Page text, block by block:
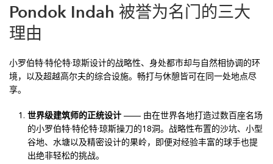
Pondok Indah 被誉为名门的三大
理由
小罗伯特·特伦特·琼斯设计的战略性、身处都市却与自然相协调的环
境，以及超越高尔夫的综合设施。畅打与休憩皆可在同一处地点尽
享。
世界级建筑师的正统设计 —— 由在世界各地打造过数百座名场
的小罗伯特·特伦特·琼斯操刀的18洞。战略性布置的沙坑、小型
谷地、水塘以及精密设计的果岭，即便对经验丰富的球手也提
出绝非轻松的挑战。